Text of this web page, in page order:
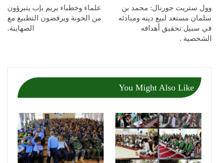
وول ستريت جورنال: محمد بن
سلمان مستعد لبيع دينه ومبادئه
في سبيل تحقيق أهدافه
الشخصية .
علماء وخطباء يريم بإب يتبرؤون
من الخونة ويرفضون التطبيع مع
الصهاينة.
You Might Also Like